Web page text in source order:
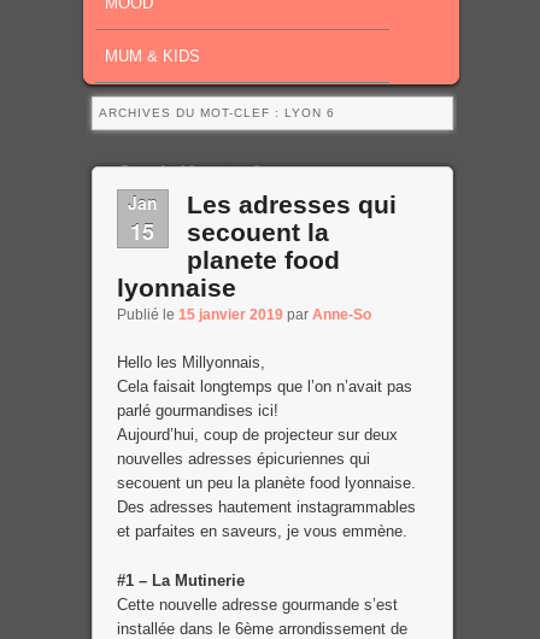
MUM & KIDS
ARCHIVES DU MOT-CLEF : LYON 6
Page 1 of 2 1 2
Jan
15
Les adresses qui
secouent la
planete food
lyonnaise
Publié le 15 janvier 2019 par Anne-So
Hello les Millyonnais,
Cela faisait longtemps que l’on n’avait pas
parlé gourmandises ici!
Aujourd’hui, coup de projecteur sur deux
nouvelles adresses épicuriennes qui
secouent un peu la planète food lyonnaise.
Des adresses hautement instagrammables
et parfaites en saveurs, je vous emmène.
#1 – La Mutinerie
Cette nouvelle adresse gourmande s’est
installée dans le 6ème arrondissement de